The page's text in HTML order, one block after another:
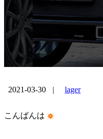
2021-03-30 | lager
こんばんは